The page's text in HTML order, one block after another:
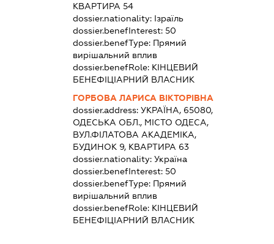
КВАРТИРА 54
dossier.nationality: Ізраїль
dossier.benefInterest: 50
dossier.benefType: Прямий
вирішальний вплив
dossier.benefRole: КІНЦЕВИЙ
БЕНЕФІЦІАРНИЙ ВЛАСНИК
ГОРБОВА ЛАРИСА ВІКТОРІВНА
dossier.address: УКРАЇНА, 65080,
ОДЕСЬКА ОБЛ., МІСТО ОДЕСА,
ВУЛ.ФІЛАТОВА АКАДЕМІКА,
БУДИНОК 9, КВАРТИРА 63
dossier.nationality: Україна
dossier.benefInterest: 50
dossier.benefType: Прямий
вирішальний вплив
dossier.benefRole: КІНЦЕВИЙ
БЕНЕФІЦІАРНИЙ ВЛАСНИК